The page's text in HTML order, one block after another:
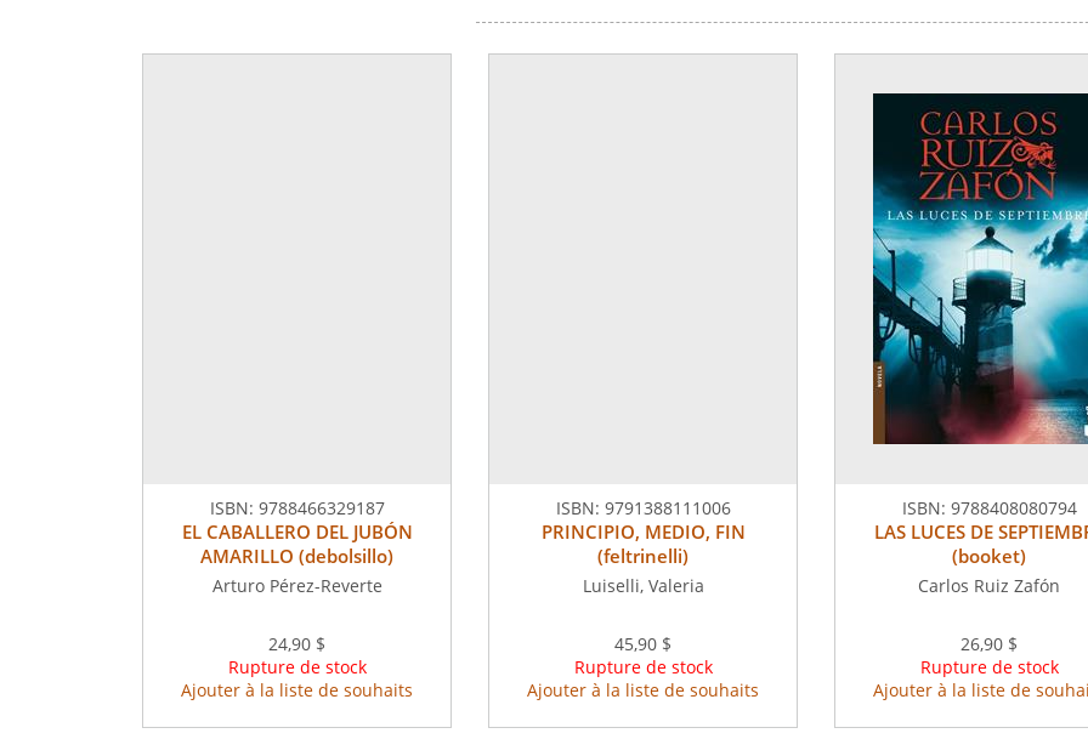
ISBN: 9788466329187
EL CABALLERO DEL JUBÓN
AMARILLO (debolsillo)
Arturo Pérez-Reverte
24,90 $
Rupture de stock
Ajouter à la liste de souhaits
ISBN: 9791388111006
PRINCIPIO, MEDIO, FIN
(feltrinelli)
Luiselli, Valeria
45,90 $
Rupture de stock
Ajouter à la liste de souhaits
ISBN: 9788408080794
LAS LUCES DE
(booket)
Carlos Ruiz Zafón
26,90 $
Rupture de stock
Ajouter à la liste de